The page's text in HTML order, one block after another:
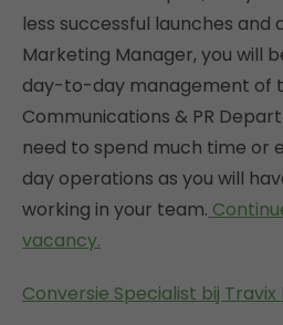
less successful launches and
Marketing Manager, you will
day-to-day management of
Communications & PR
need to spend much time or
day operations as you will
working in your team.
vacancy.
Conversie Specialist bij Travix